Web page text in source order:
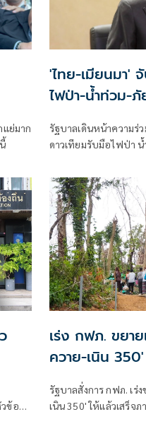
แย่มาก
'ไทย-เมียนมา'
ไฟป่า-น้ำท่วม-
รัฐบาลเดินหน้าความร่
ดาวเทียมรับมือไฟป่า
กัน
ข้อ
เร่ง กฟภ. ขยา
ควาย-เนิน
รัฐบาลสั่งการ กฟภ. เร่
เนิน 350' ให้แล้วเสร็จ